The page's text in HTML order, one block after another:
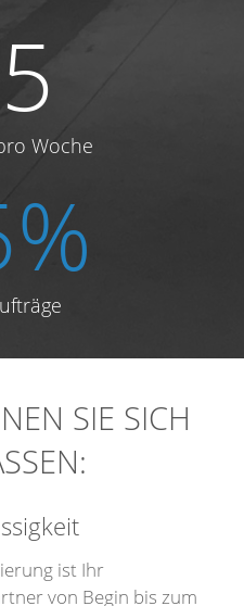
Woche
SIE SICH
ist Ihr
von Begin bis zum